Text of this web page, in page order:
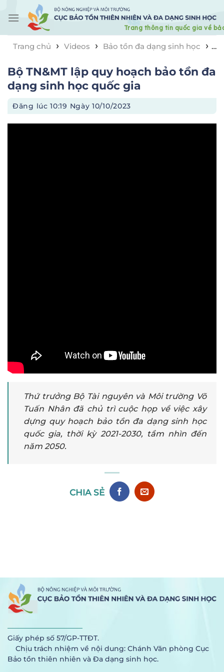
content
Trang chủ
› Videos › Bảo tồn đa dạng sinh học ›
quốc gia
Bộ TN&MT lập quy hoạch bảo tồn đa
dạng sinh học quốc gia
Đăng lúc10:19 Ngày 10/10/2023
Thứ trưởng Bộ Tài nguyên và Môi trường Võ
Tuấn Nhân đã chủ trì cuộc họp về việc xây
dựng quy hoạch bảo tồn đa dạng sinh học
quốc gia, thời kỳ 2021-2030, tầm nhìn đến
năm 2050.
CHIA SẺ
Giấy phép số 57/GP-TTĐT.
Chịu trách nhiệm về nội dung: Chánh Văn phòng Cục
Bảo tồn thiên nhiên và Đa dạng sinh học.